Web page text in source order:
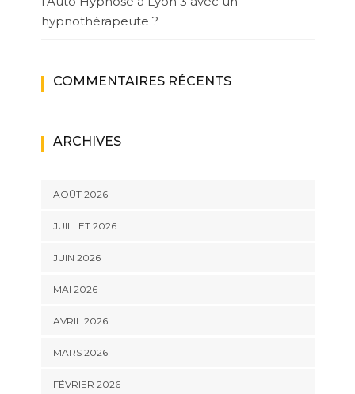
hypnothérapeute ?
COMMENTAIRES RÉCENTS
ARCHIVES
AOÛT 2026
JUILLET 2026
JUIN 2026
MAI 2026
AVRIL 2026
MARS 2026
FÉVRIER 2026